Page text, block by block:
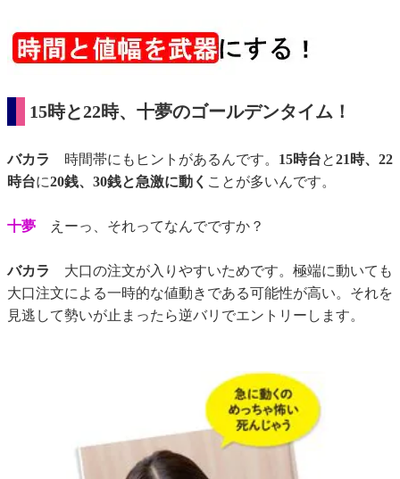
15時と22時、十夢のゴールデンタイム！
バカラ 時間帯にもヒントがあるんです。 15時台と21時、22
時台に20銭、30銭と急激に動く ことが多いんです。
十夢 えーっ、それってなんでですか？
バカラ
大口の注文が入りやすいためです。極端に動いても
大口注文による一時的な値動きである可能性が高い。それを
見逃して勢いが止まったら逆バリでエントリーします。